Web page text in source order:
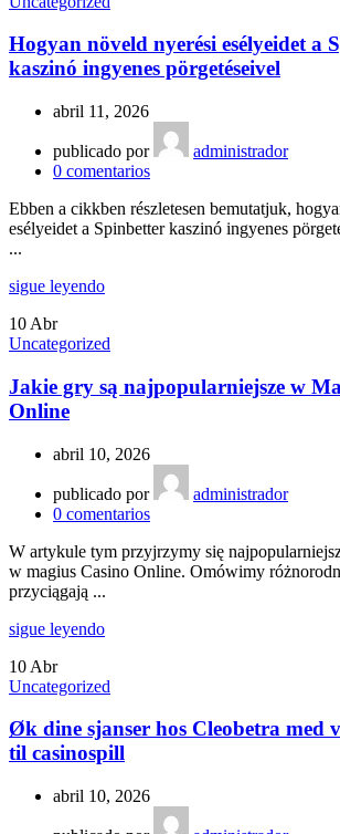
Hogyan növeld nyerési esélyeidet a
kaszinó ingyenes pörgetéseivel
abril 11, 2026
publicado por
administrador
0 comentarios
Ebben a cikkben részletesen bemutatjuk,
esélyeidet a Spinbetter kaszinó ingyenes
...
sigue leyendo
10 Abr
Uncategorized
Jakie gry są najpopularniejsze w
Online
abril 10, 2026
publicado por
administrador
0 comentarios
W artykule tym przyjrzymy się
w magius Casino Online. Omówimy
przyciągają ...
sigue leyendo
10 Abr
Uncategorized
Øk dine sjanser hos Cleobetra med
til casinospill
abril 10, 2026